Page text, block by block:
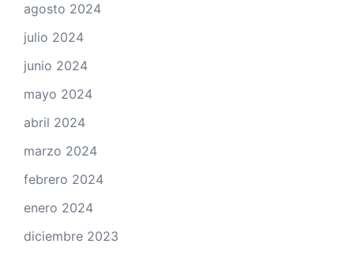
agosto 2024
julio 2024
junio 2024
mayo 2024
abril 2024
marzo 2024
febrero 2024
enero 2024
diciembre 2023